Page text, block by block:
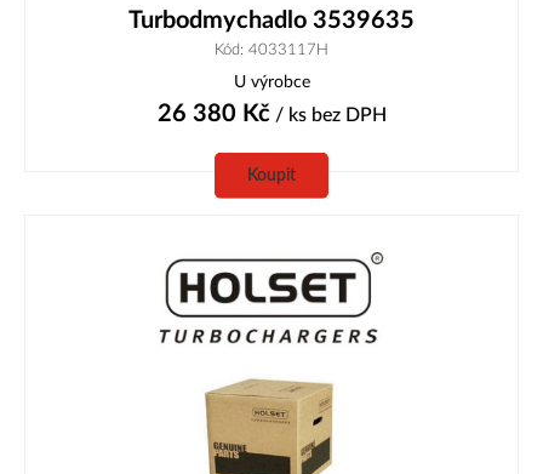
Turbodmychadlo 3539635
Kód: 4033117H
U výrobce
26 380 Kč/ ks bez DPH
Koupit